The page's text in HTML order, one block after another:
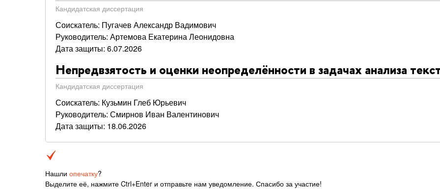
Нашли опечатку?
Выделите её, нажмите Ctrl+Enter и отправьте нам уведомление. Спасибо за участие!
Кандидатская диссертация
Соискатель: Пугачев Александр Вадимович
Руководитель: Артемова Екатерина Леонидовна
Дата защиты: 6.07.2026
Непредвзятость и оценки неопределённости в задачах анализа
Кандидатская диссертация
Соискатель: Кузьмин Глеб Юрьевич
Руководитель: Смирнов Иван Валентинович
Дата защиты: 18.06.2026